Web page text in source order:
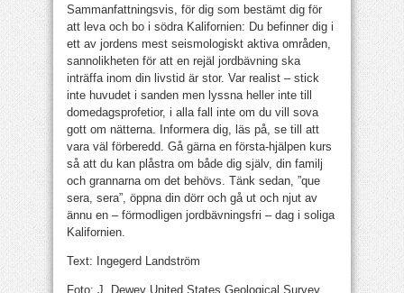
Sammanfattningsvis, för dig som bestämt dig för
att leva och bo i södra Kalifornien: Du befinner dig i
ett av jordens mest seismologiskt aktiva områden,
sannolikheten för att en rejäl jordbävning ska
inträffa inom din livstid är stor. Var realist – stick
inte huvudet i sanden men lyssna heller inte till
domedagsprofetior, i alla fall inte om du vill sova
gott om nätterna. Informera dig, läs på, se till att
vara väl förberedd. Gå gärna en första-hjälpen kurs
så att du kan plåstra om både dig själv, din familj
och grannarna om det behövs. Tänk sedan, ”que
sera, sera”, öppna din dörr och gå ut och njut av
ännu en – förmodligen jordbävningsfri – dag i soliga
Kalifornien.
Text: Ingegerd Landström
Foto: J. Dewey United States Geological Survey,